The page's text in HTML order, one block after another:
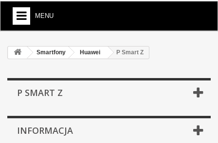
MENU
Smartfony Huawei P Smart Z
P SMART Z
INFORMACJA